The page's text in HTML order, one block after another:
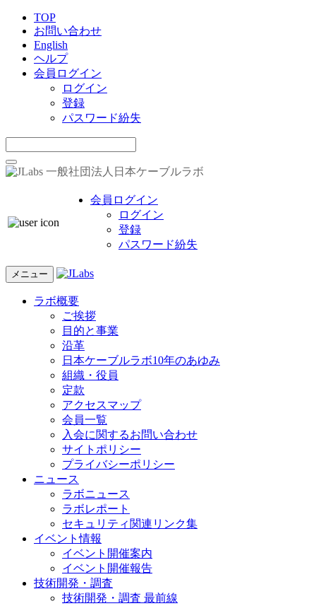
TOP
お問い合わせ
English
ヘルプ
会員ログイン
ログイン
登録
パスワード紛失
一般社団法人日本ケーブルラボ
会員ログイン
ログイン
登録
パスワード紛失
メニュー
ラボ概要
ご挨拶
目的と事業
沿革
日本ケーブルラボ10年のあゆみ
組織・役員
定款
アクセスマップ
会員一覧
入会に関するお問い合わせ
サイトポリシー
プライバシーポリシー
ニュース
ラボニュース
ラボレポート
セキュリティ関連リンク集
イベント情報
イベント開催案内
イベント開催報告
技術開発・調査
技術開発・調査 最前線